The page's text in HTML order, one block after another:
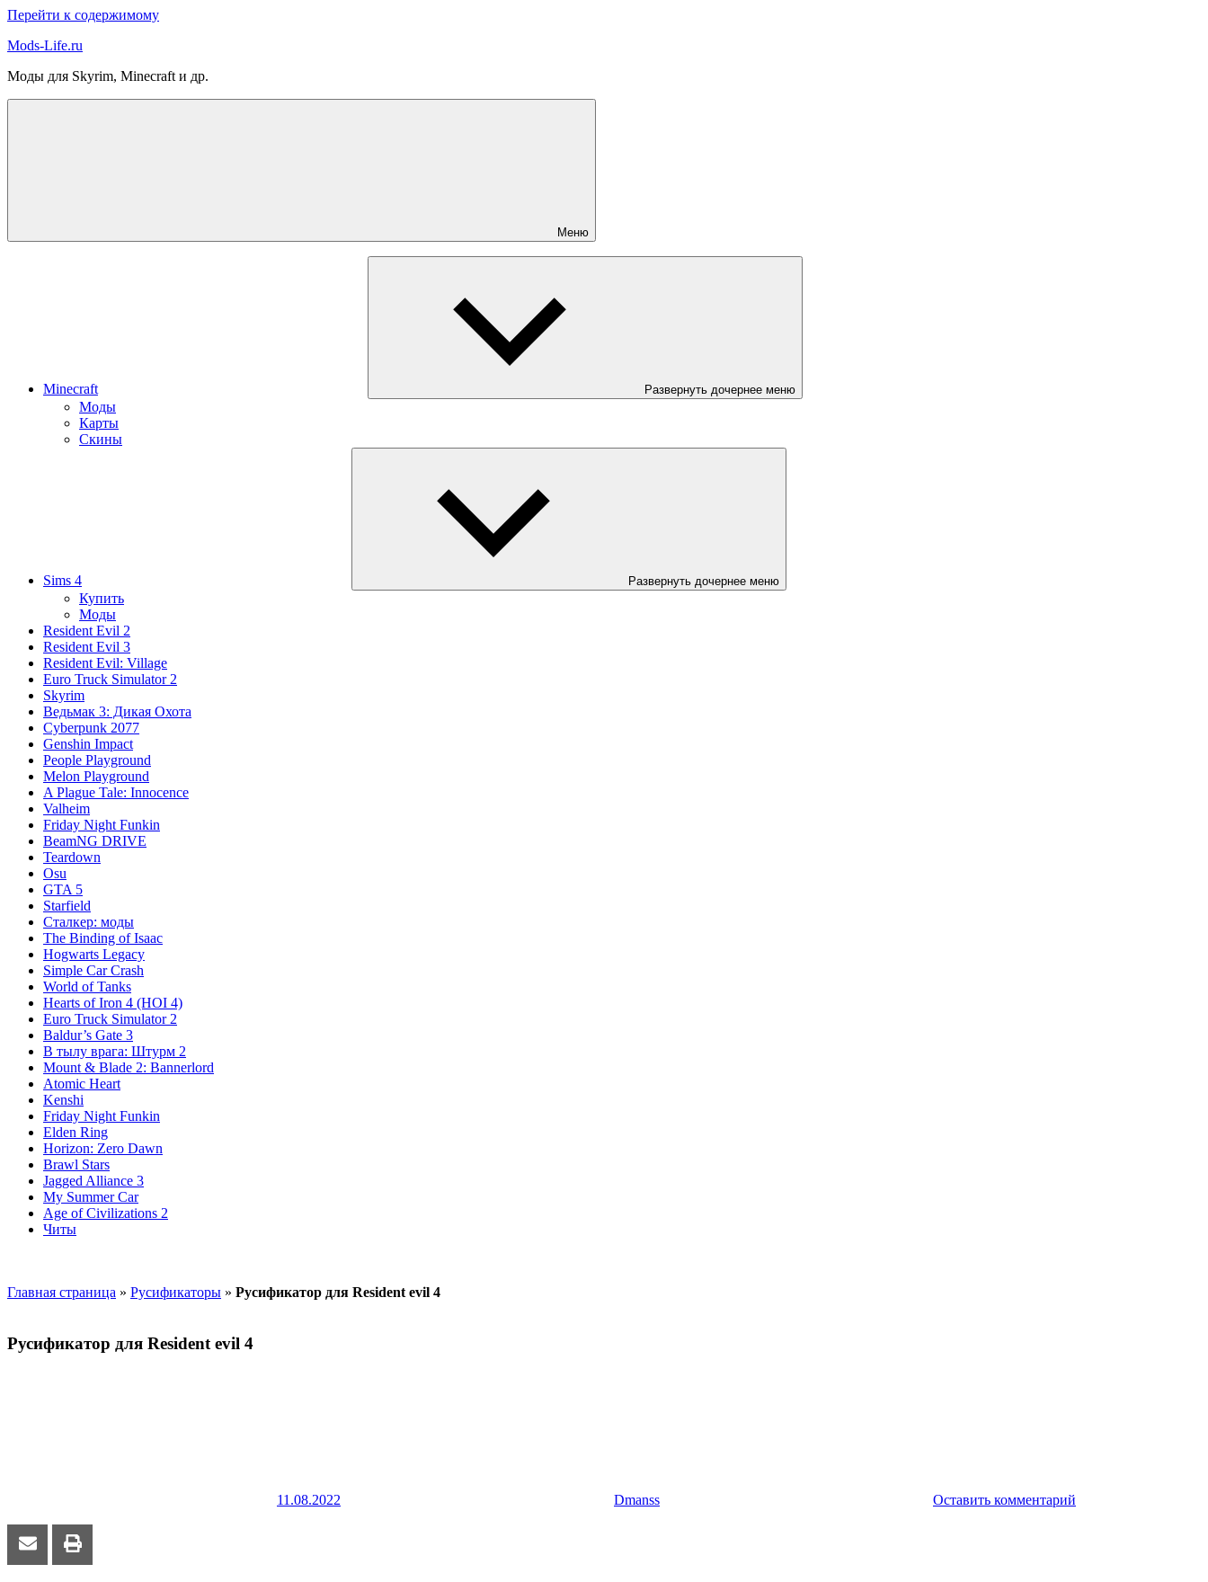
Перейти к содержимому
Mods-Life.ru
Моды для Skyrim, Minecraft и др.
Меню
Minecraft Развернуть дочернее меню
Моды
Карты
Скины
Sims 4 Развернуть дочернее меню
Купить
Моды
Resident Evil 2
Resident Evil 3
Resident Evil: Village
Euro Truck Simulator 2
Skyrim
Ведьмак 3: Дикая Охота
Cyberpunk 2077
Genshin Impact
People Playground
Melon Playground
A Plague Tale: Innocence
Valheim
Friday Night Funkin
BeamNG DRIVE
Teardown
Osu
GTA 5
Starfield
Сталкер: моды
The Binding of Isaac
Hogwarts Legacy
Simple Car Crash
World of Tanks
Hearts of Iron 4 (HOI 4)
Euro Truck Simulator 2
Baldur’s Gate 3
В тылу врага: Штурм 2
Mount & Blade 2: Bannerlord
Atomic Heart
Kenshi
Friday Night Funkin
Elden Ring
Horizon: Zero Dawn
Brawl Stars
Jagged Alliance 3
My Summer Car
Age of Civilizations 2
Читы
Главная страница » Русификаторы » Русификатор для Resident evil 4
Русификатор для Resident evil 4
11.08.2022 Dmanss Оставить комментарий